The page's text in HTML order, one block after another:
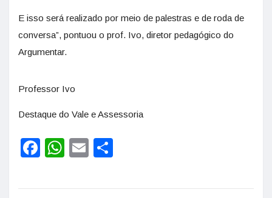
E isso será realizado por meio de palestras e de roda de
conversa”, pontuou o prof. Ivo, diretor pedagógico do
Argumentar.
Professor Ivo
Destaque do Vale e Assessoria
Facebook
WhatsApp
Email